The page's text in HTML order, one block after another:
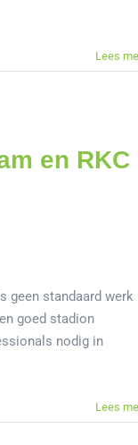
Lees
en RKC
geen standaard werk
goed stadion
nodig in
Lees